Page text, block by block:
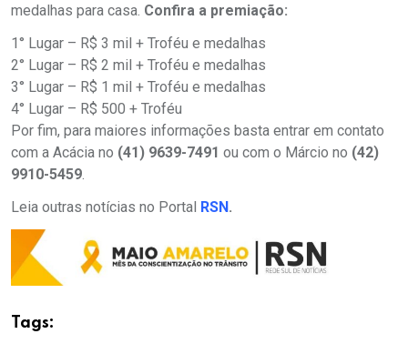
medalhas para casa. Confira a premiação:
1° Lugar – R$ 3 mil + Troféu e medalhas
2° Lugar – R$ 2 mil + Troféu e medalhas
3° Lugar – R$ 1 mil + Troféu e medalhas
4° Lugar – R$ 500 + Troféu
Por fim, para maiores informações basta entrar em contato
com a Acácia no (41) 9639-7491 ou com o Márcio no (42)
9910-5459.
Leia outras notícias no Portal RSN.
Tags: